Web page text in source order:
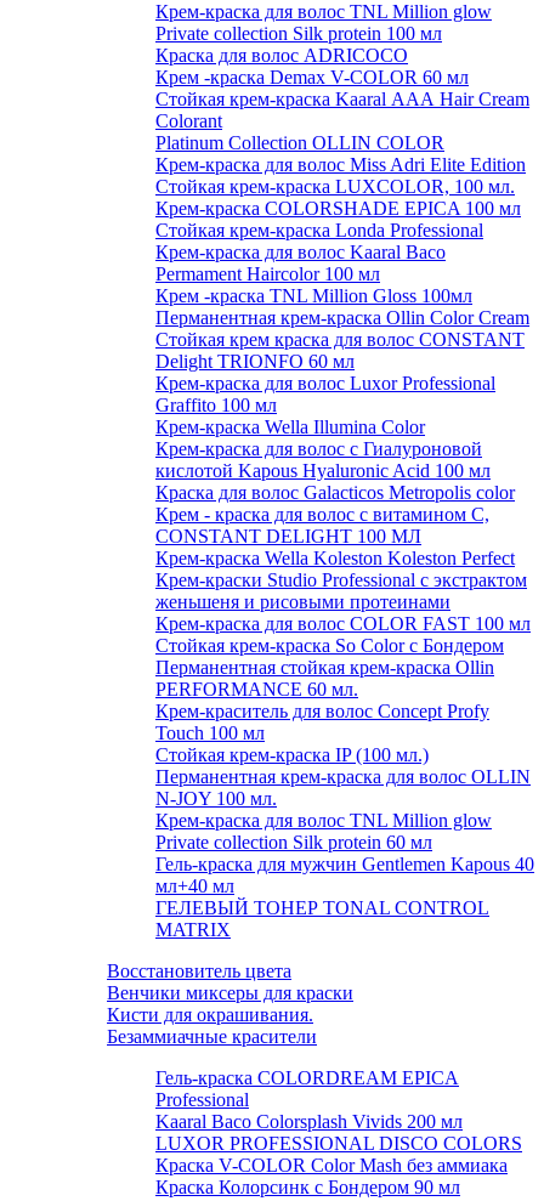
Крем-краска для волос TNL Million glow
Private collection Silk protein 100 мл
Краска для волос ADRICOCO
Крем -краска Demax V-COLOR 60 мл
Стойкая крем-краска Kaaral ААА Hair Cream
Colorant
Platinum Collection OLLIN COLOR
Крем-краска для волос Miss Adri Elite Edition
Стойкая крем-краска LUXCOLOR, 100 мл.
Крем-краска COLORSHADE EPICA 100 мл
Стойкая крем-краска Londa Professional
Крем-краска для волос Kaaral Baco
Permament Haircolor 100 мл
Крем -краска TNL Million Gloss 100мл
Перманентная крем-краска Ollin Color Cream
Стойкая крем краска для волос CONSTANT
Delight TRIONFO 60 мл
Крем-краска для волос Luxor Professional
Graffito 100 мл
Крем-краска Wella Illumina Color
Крем-краска для волос с Гиалуроновой
кислотой Kapous Hyaluronic Acid 100 мл
Краска для волос Galacticos Metropolis color
Крем - краска для волос с витамином С,
CONSTANT DELIGHT 100 МЛ
Крем-краска Wella Koleston Koleston Perfect
Крем-краски Studio Professional с экстрактом
женьшеня и рисовыми протеинами
Крем-краска для волос COLOR FAST 100 мл
Стойкая крем-краска So Color с Бондером
Перманентная стойкая крем-краска Ollin
PERFORMANCE 60 мл.
Крем-краситель для волос Concept Profy
Touch 100 мл
Стойкая крем-краска IP (100 мл.)
Перманентная крем-краска для волос OLLIN
N-JOY 100 мл.
Крем-краска для волос TNL Million glow
Private collection Silk protein 60 мл
Гель-краска для мужчин Gentlemen Kapous 40
мл+40 мл
ГЕЛЕВЫЙ ТОНЕР TONAL CONTROL
MATRIX
Восстановитель цвета
Венчики миксеры для краски
Кисти для окрашивания.
Безаммиачные красители
Гель-краска COLORDREAM EPICA
Professional
Kaaral Baco Colorsplash Vivids 200 мл
LUXOR PROFESSIONAL DISCO COLORS
Краска V-COLOR Color Mash без аммиака
Краска Колорсинк с Бондером 90 мл